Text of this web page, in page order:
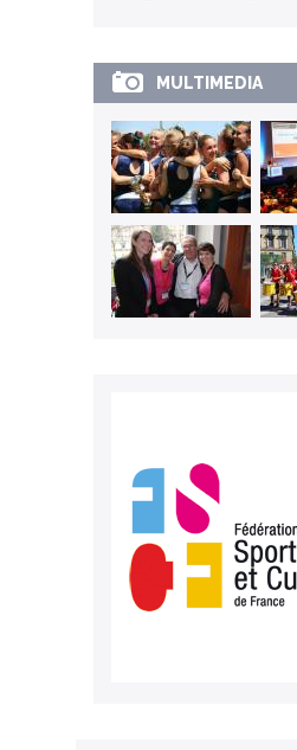
MULTIMEDIA